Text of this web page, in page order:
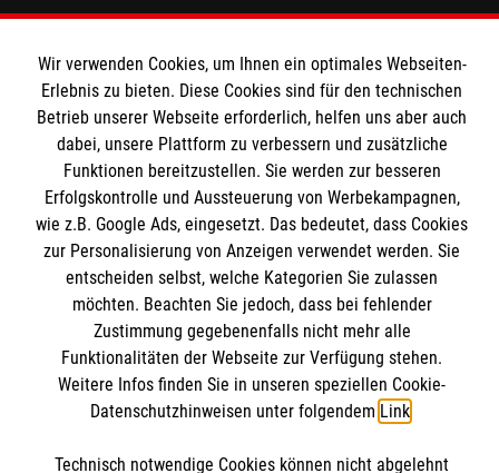
Impressum
Datenschutz
Compliance
Malteser
Malteser Werke
Malteser Werke Jugend & Soziales
Jobs in der Jugendhilfe
Kontakt
Malteser Werke gGmbH
Lehr- und Trainingstischlerei
Am Maximilianpark 3
59071 Hamm
Tel:02381 - 81531
Wir verwenden Cookies, um Ihnen ein optimales Webseiten-
Erlebnis zu bieten. Diese Cookies sind für den technischen
Betrieb unserer Webseite erforderlich, helfen uns aber auch
dabei, unsere Plattform zu verbessern und zusätzliche
Funktionen bereitzustellen. Sie werden zur besseren
Erfolgskontrolle und Aussteuerung von Werbekampagnen,
wie z.B. Google Ads, eingesetzt. Das bedeutet, dass Cookies
zur Personalisierung von Anzeigen verwendet werden. Sie
entscheiden selbst, welche Kategorien Sie zulassen
möchten. Beachten Sie jedoch, dass bei fehlender
Zustimmung gegebenenfalls nicht mehr alle
Funktionalitäten der Webseite zur Verfügung stehen.
Weitere Infos finden Sie in unseren speziellen Cookie-
Datenschutzhinweisen unter folgendem Link.
Technisch notwendige Cookies können nicht abgelehnt